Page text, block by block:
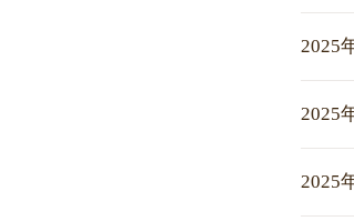
2025
2025
2025